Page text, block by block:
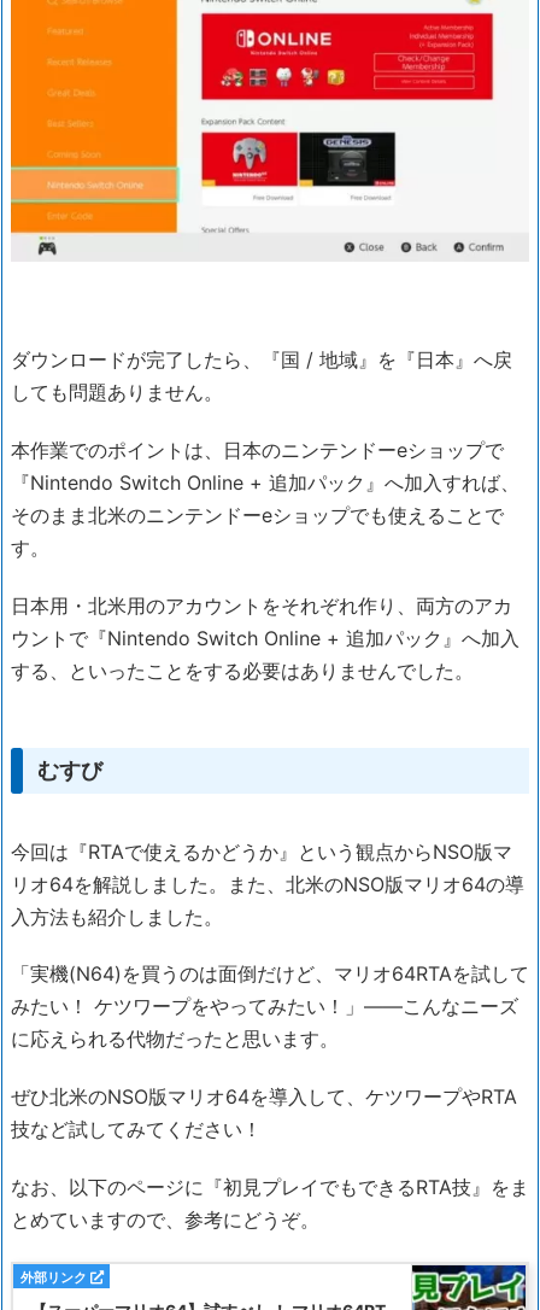
ダウンロードが完了したら、『国 / 地域』を『日本』へ戻
しても問題ありません。
本作業でのポイントは、日本のニンテンドーeショップで
『Nintendo Switch Online + 追加パック』へ加入すれば、
そのまま北米のニンテンドーeショップでも使えることで
す。
日本用・北米用のアカウントをそれぞれ作り、両方のアカ
ウントで『Nintendo Switch Online + 追加パック』へ加入
する、といったことをする必要はありませんでした。
むすび
今回は『RTAで使えるかどうか』という観点からNSO版マ
リオ64を解説しました。また、北米のNSO版マリオ64の導
入方法も紹介しました。
「実機(N64)を買うのは面倒だけど、マリオ64RTAを試して
みたい！ ケツワープをやってみたい！」――こんなニーズ
に応えられる代物だったと思います。
ぜひ北米のNSO版マリオ64を導入して、ケツワープやRTA
技など試してみてください！
なお、以下のページに『初見プレイでもできるRTA技』をま
とめていますので、参考にどうぞ。